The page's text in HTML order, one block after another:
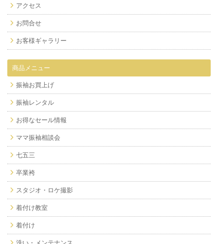
アクセス
お問合せ
お客様ギャラリー
商品メニュー
振袖お買上げ
振袖レンタル
お得なセール情報
ママ振袖相談会
七五三
卒業袴
スタジオ・ロケ撮影
着付け教室
着付け